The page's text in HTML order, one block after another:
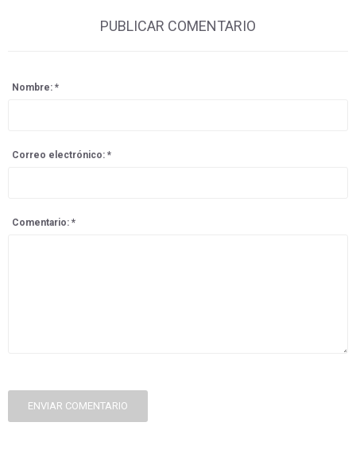
PUBLICAR COMENTARIO
Nombre: *
Correo electrónico: *
Comentario: *
ENVIAR COMENTARIO